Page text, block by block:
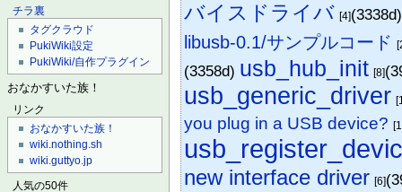
チラ裏
タグクラウド
PukiWiki設定
PukiWiki/自作プラグイン
おなかすいた族！
リンク
おなかすいた族！
wiki.nothing.sh
wiki.guttyo.jp
人気の50件
バイスドライバ [4]
libusb-0.1/サンプルコード
(3358d) usb_hub_init [8]
usb_generic_driver
you plug in a USB device?
new interface driver [6]